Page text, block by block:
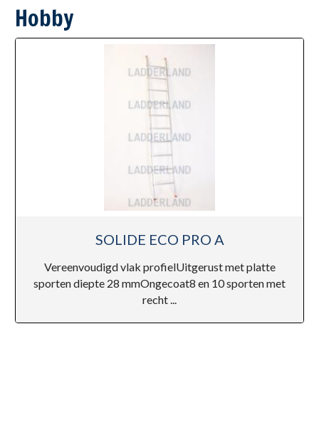
Hobby
SOLIDE ECO PRO A
Vereenvoudigd vlak profielUitgerust met platte
sporten diepte 28 mmOngecoat8 en 10 sporten met
recht ...